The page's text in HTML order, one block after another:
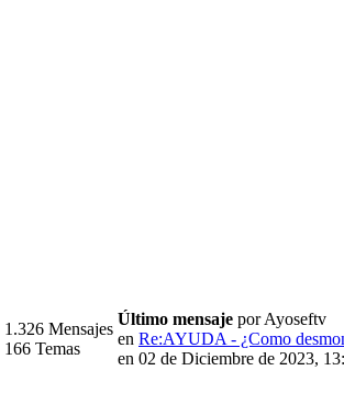
1.326 Mensajes
166 Temas
Último mensaje por Ayoseftv
en Re:AYUDA - ¿Como
en 02 de Diciembre de 2023,